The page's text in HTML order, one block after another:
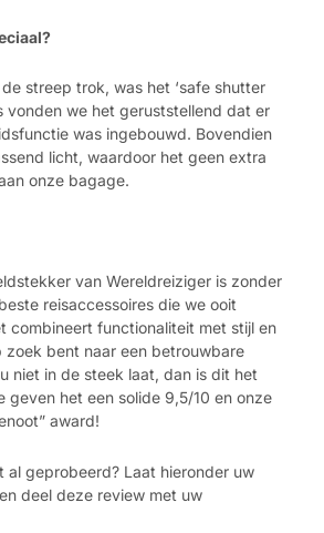
streep trok, was het ‘safe shutter
vonden we het geruststellend dat er
was ingebouwd. Bovendien
licht, waardoor het geen extra
onze bagage.
van Wereldreiziger is zonder
reisaccessoires die we ooit
combineert functionaliteit met stijl en
zoek bent naar een betrouwbare
niet in de steek laat, dan is dit het
geven het een solide 9,5/10 en onze
award!
al geprobeerd? Laat hieronder uw
deel deze review met uw